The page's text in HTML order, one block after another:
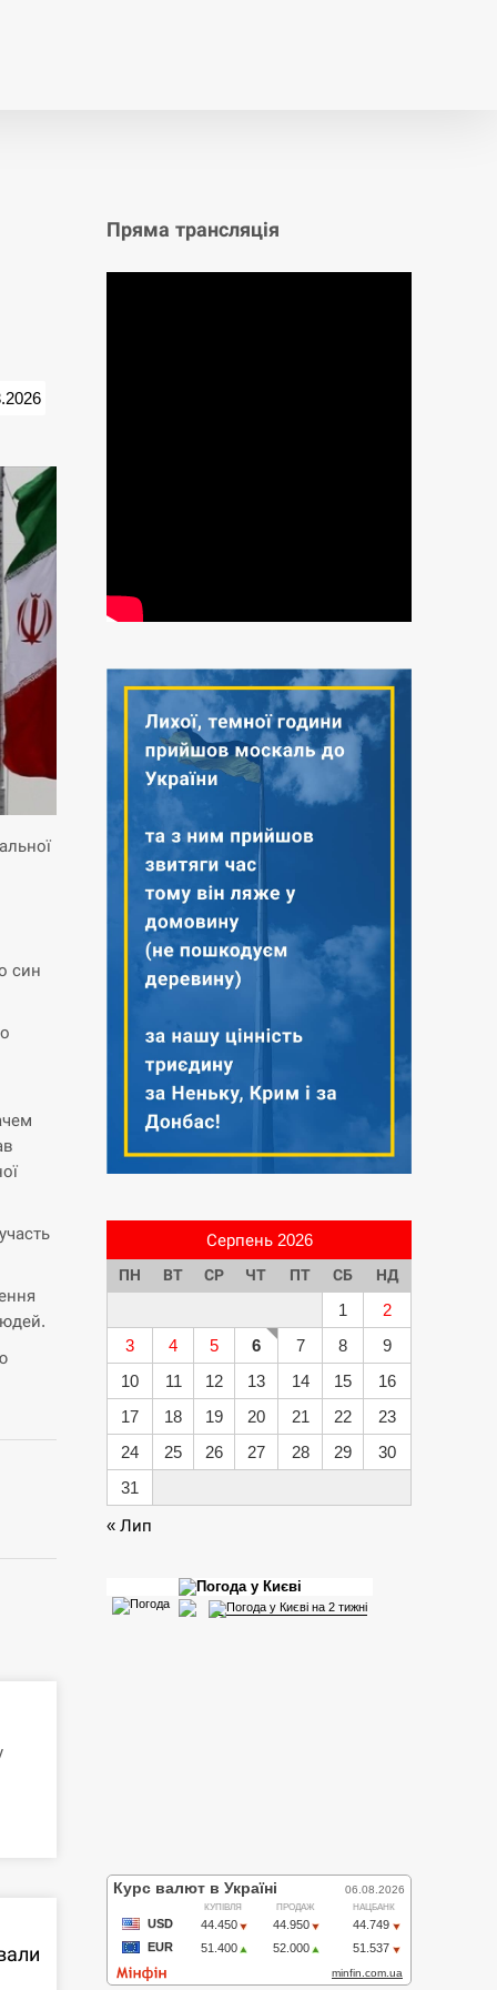
син
Пряма трансляція
Серпень 2026
ПН ВТ СР ЧТ ПТ СБ НД
1
2
3
4 5 6 7 8
9
10
11 12 13 14 15
16
17
18 19 20 21 22
23
24
25 26 27 28 29
30
31
« Лип